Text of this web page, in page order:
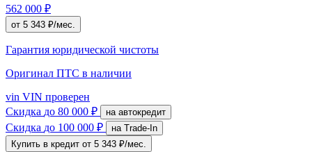
562 000 ₽
от 5 343 ₽/мес.
Гарантия юридической чистоты
Оригинал ПТС в наличии
vin VIN проверен
Скидка до 80 000 ₽ на автокредит
Скидка до 100 000 ₽
на Trade-In
Купить в кредит от 5 343 ₽/мес.